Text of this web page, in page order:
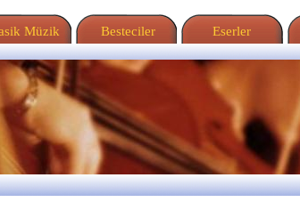
Müzik Besteciler Eserler